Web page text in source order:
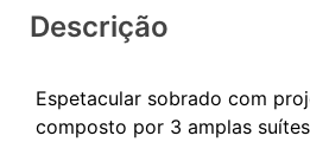
Descrição
Espetacular sobrado com
composto por 3 amplas